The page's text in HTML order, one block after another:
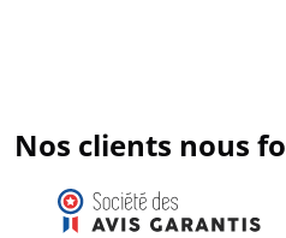
Nos clients nous